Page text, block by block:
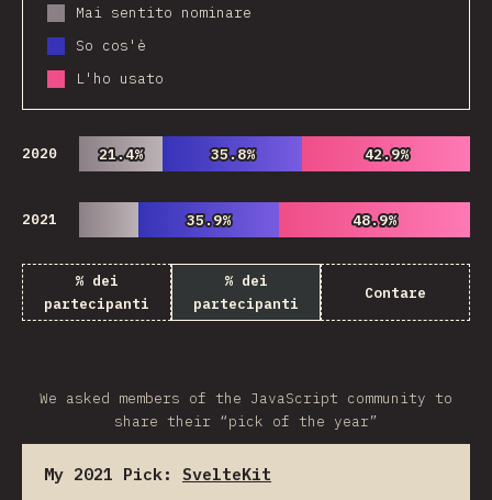
Mai sentito nominare
So cos'è
L'ho usato
2020 21.4%
21.4% 35.8%
35.8% 42.9%
42.9%
2021 35.9%
35.9% 48.9%
48.9%
% dei
partecipanti
% dei
partecipanti
Contare
We asked members of the JavaScript community to
share their “pick of the year”
My 2021 Pick: SvelteKit